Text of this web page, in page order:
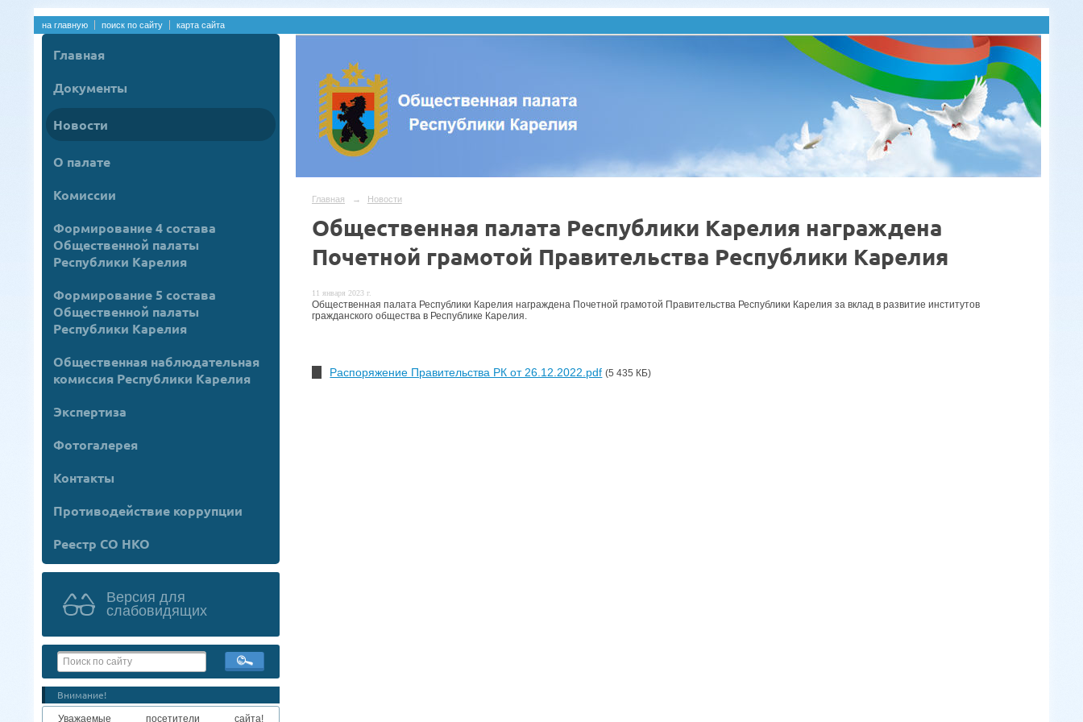
на главную поиск по сайту карта сайта
Главная
Документы
Новости
О палате
Комиссии
Формирование 4 состава
Общественной палаты
Республики Карелия
Формирование 5 состава
Общественной палаты
Республики Карелия
Общественная наблюдательная
комиссия Республики Карелия
Экспертиза
Фотогалерея
Контакты
Противодействие коррупции
Реестр СО НКО
Версия для
слабовидящих
Внимание!
Уважаемые посетители сайта!
Главная → Новости
Общественная палата Республики Карелия награждена
Почетной грамотой Правительства Республики Карелия
11 января 2023 г.
Общественная палата Республики Карелия награждена Почетной грамотой Правительства Республики Карелия за вклад в развитие институтов
гражданского общества в Республике Карелия.
Распоряжение Правительства РК от 26.12.2022.pdf (5 435 КБ)